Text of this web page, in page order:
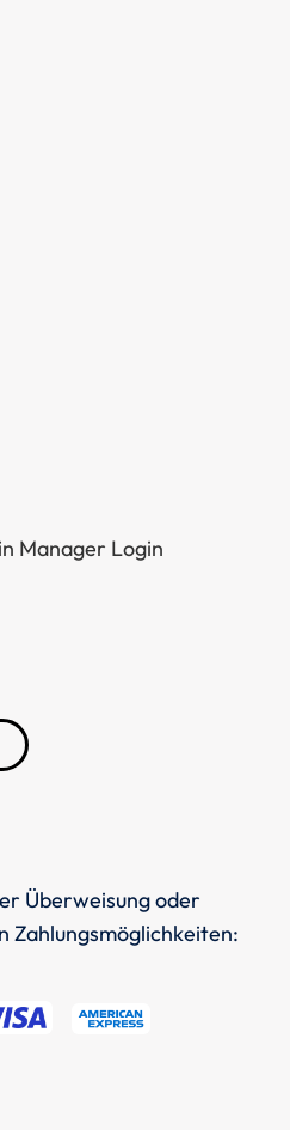
Manager Login
Überweisung oder
Zahlungsmöglichkeiten: